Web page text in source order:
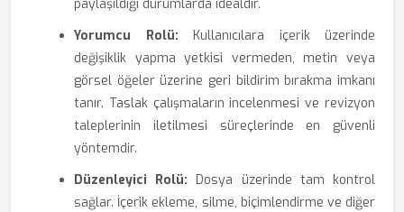
paylaşıldığı durumlarda idealdir.
Yorumcu Rolü: Kullanıcılara içerik üzerinde
değişiklik yapma yetkisi vermeden, metin veya
görsel öğeler üzerine geri bildirim bırakma imkanı
tanır. Taslak çalışmaların incelenmesi ve revizyon
taleplerinin iletilmesi süreçlerinde en güvenli
yöntemdir.
Düzenleyici Rolü: Dosya üzerinde tam kontrol
sağlar. İçerik ekleme, silme, biçimlendirme ve diğer